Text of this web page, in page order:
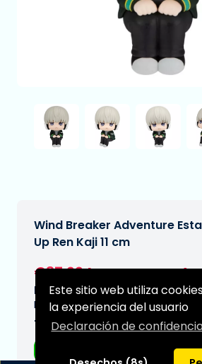
Este sitio web utiliza
la experiencia del usuario
Declaración de
Wind Breaker Adventure
Up Ren Kaji 11 cm
€37,99
Fecha de entrega prevista:
N/A
Tipo: